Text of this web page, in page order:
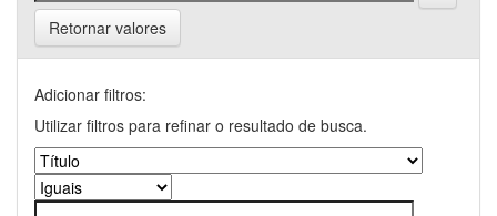
Retornar valores
Adicionar filtros:
Utilizar filtros para refinar o resultado de busca.